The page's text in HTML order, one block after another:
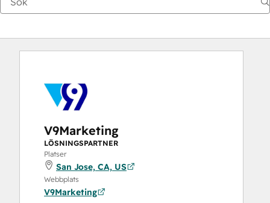
V9Marketing
LÖSNINGSPARTNER
Platser
San Jose, CA, US
Webbplats
V9Marketing